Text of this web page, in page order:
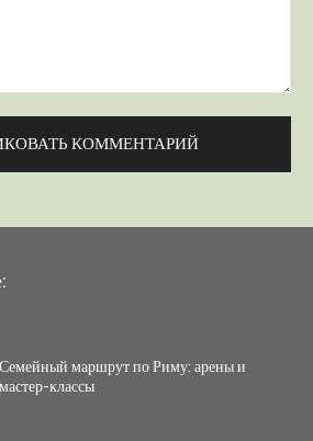
Семейный маршрут по Риму: арены и
мастер-классы